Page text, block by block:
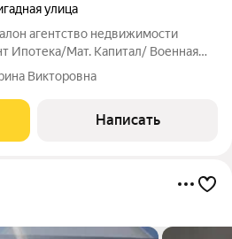
улица
агентство недвижимости
Ипотека/Мат. Капитал/ Военная
Ипотека 6% Земельный участок
керамический кирпич,
Викторовна
Написать